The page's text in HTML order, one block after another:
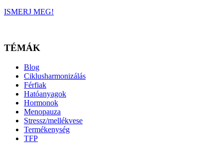
ISMERJ MEG!
TÉMÁK
Blog
Ciklusharmonizálás
Férfiak
Hatóanyagok
Hormonok
Menopauza
Stressz/mellékvese
Termékenység
TFP